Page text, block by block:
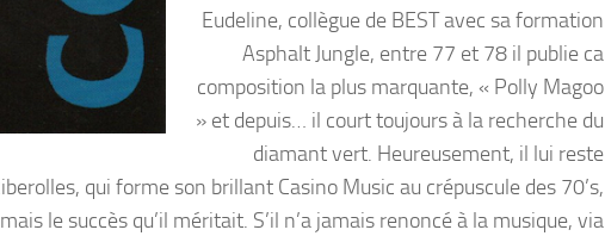
Eudeline, collègue de BEST avec sa formation
Asphalt Jungle, entre 77 et 78 il publie ca
composition la plus marquante, « Polly Magoo
» et depuis… il court toujours à la recherche du
diamant vert. Heureusement, il lui reste
qui forme son brillant Casino Music au crépuscule des 70’s,
le succès qu’il méritait. S’il n’a jamais renoncé à la musique, via